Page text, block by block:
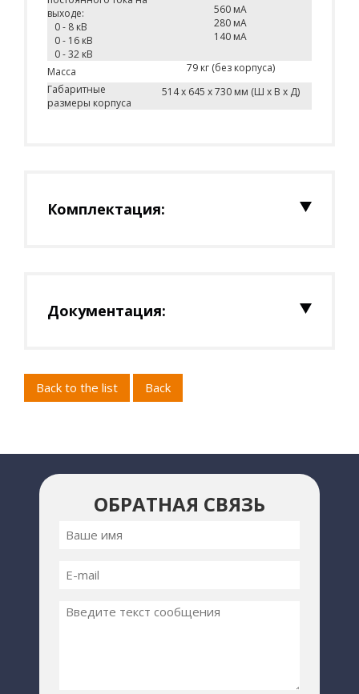
выходе:
0 - 8 кВ
0 - 16 кВ
0 - 32 кВ
560 мА
280 мА
140 мА
Масса
79 кг (без корпуса)
Габаритные
размеры корпуса
514 x 645 x 730 мм (Ш x В x Д)
Комплектация:
Документация:
Back to the list Back
ОБРАТНАЯ СВЯЗЬ